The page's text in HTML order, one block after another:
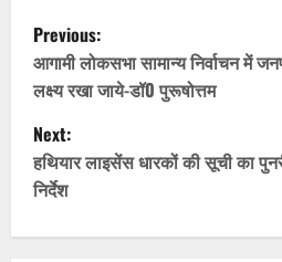
P
o
s
t
n
Previous:
आगामी लोकसभा सामान्य निर्वाचन में
लक्ष्य रखा जाये-डॉ0 पुरूषोत्तम
Next:
हथियार लाइसेंस धारकों की सूची का
निर्देश